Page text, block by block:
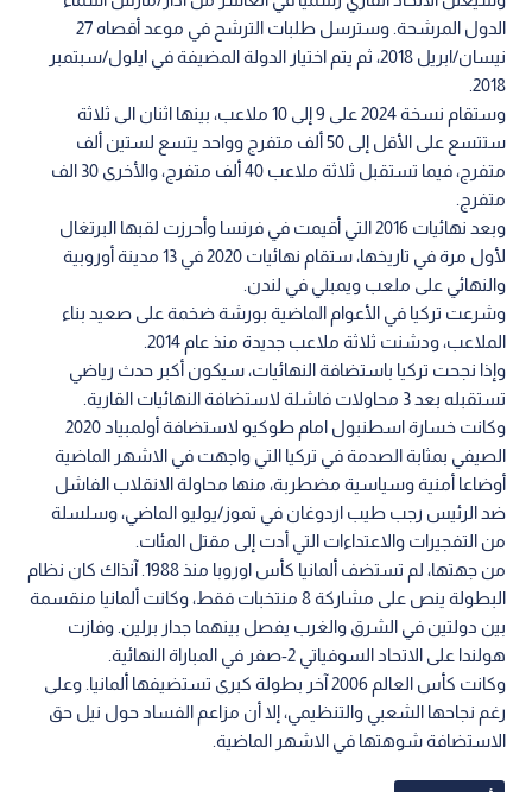
الدول المرشحة. وسترسل طلبات الترشح في موعد أقصاه 27
نيسان/ابريل 2018، ثم يتم اختيار الدولة المضيفة في ايلول/سبتمبر
2018.
وستقام نسخة 2024 على 9 إلى 10 ملاعب، بينها اثنان الى ثلاثة
ستتسع على الأقل إلى 50 ألف متفرج وواحد يتسع لستين ألف
متفرج، فيما تستقبل ثلاثة ملاعب 40 ألف متفرج، والأخرى 30 الف
متفرج.
وبعد نهائيات 2016 التي أقيمت في فرنسا وأحرزت لقبها البرتغال
لأول مرة في تاريخها، ستقام نهائيات 2020 في 13 مدينة أوروبية
والنهائي على ملعب ويمبلي في لندن.
وشرعت تركيا في الأعوام الماضية بورشة ضخمة على صعيد بناء
الملاعب، ودشنت ثلاثة ملاعب جديدة منذ عام 2014.
وإذا نجحت تركيا باستضافة النهائيات، سيكون أكبر حدث رياضي
تستقبله بعد 3 محاولات فاشلة لاستضافة النهائيات القارية.
وكانت خسارة اسطنبول امام طوكيو لاستضافة أولمبياد 2020
الصيفي بمثابة الصدمة في تركيا التي واجهت في الاشهر الماضية
أوضاعا أمنية وسياسية مضطربة، منها محاولة الانقلاب الفاشل
ضد الرئيس رجب طيب اردوغان في تموز/يوليو الماضي، وسلسلة
من التفجيرات والاعتداءات التي أدت إلى مقتل المئات.
من جهتها، لم تستضف ألمانيا كأس اوروبا منذ 1988. آنذاك كان نظام
البطولة ينص على مشاركة 8 منتخبات فقط، وكانت ألمانيا منقسمة
بين دولتين في الشرق والغرب يفصل بينهما جدار برلين. وفازت
هولندا على الاتحاد السوفياتي 2-صفر في المباراة النهائية.
وكانت كأس العالم 2006 آخر بطولة كبرى تستضيفها ألمانيا. وعلى
رغم نجاحها الشعبي والتنظيمي، إلا أن مزاعم الفساد حول نيل حق
الاستضافة شوهتها في الاشهر الماضية.